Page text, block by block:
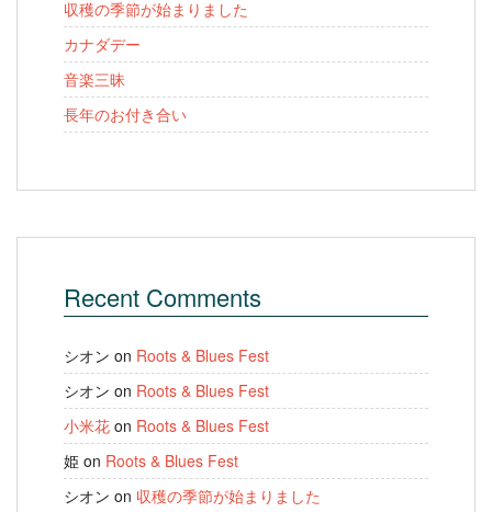
収穫の季節が始まりました
カナダデー
音楽三昧
長年のお付き合い
Recent Comments
シオン on Roots & Blues Fest
シオン on Roots & Blues Fest
小米花 on Roots & Blues Fest
姫 on Roots & Blues Fest
シオン on 収穫の季節が始まりました